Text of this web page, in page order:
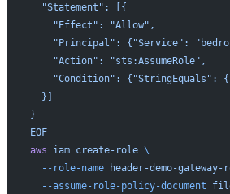
  "Statement": [{
    "Effect": "Allow",
"Principal": {"Service":
    "Action": "sts:AssumeRole",
"Condition": {"StringEquals":
  }]
}
EOF
aws iam create-role \
  --role-name
header-demo-gateway-
  --assume-role-policy-document